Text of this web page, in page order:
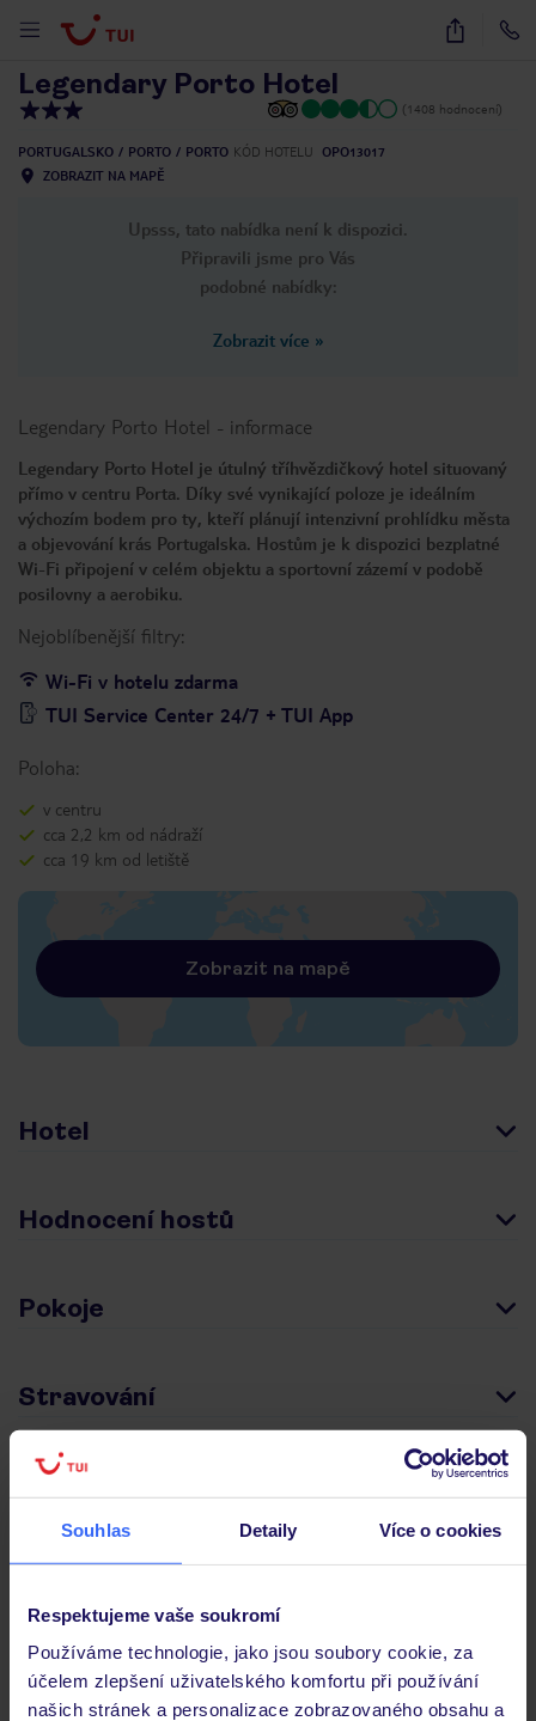
Souhlas Detaily Více o cookies
Respektujeme vaše soukromí
Používáme technologie, jako jsou soubory cookie, za
účelem zlepšení uživatelského komfortu při používání
našich stránek a personalizace zobrazovaného obsahu a
23
Legendary Porto Hotel
(1408 hodnocení)
PORTUGALSKO PORTO PORTO KÓD HOTELU
OPO13017
ZOBRAZIT NA MAPĚ
Upsss, tato nabídka není k dispozici.
Připravili jsme pro Vás
podobné nabídky:
Zobrazit více »
Legendary Porto Hotel - informace
Legendary Porto Hotel je útulný tříhvězdičkový hotel situovaný
přímo v centru Porta. Díky své vynikající poloze je ideálním
výchozím bodem pro ty, kteří plánují intenzivní prohlídku města
a objevování krás Portugalska. Hostům je k dispozici bezplatné
Wi-Fi připojení v celém objektu a sportovní zázemí v podobě
posilovny a aerobiku.
Nejoblíbenější filtry:
Wi-Fi v hotelu zdarma
TUI Service Center 24/7 + TUI App
Poloha:
v centru
cca 2,2 km od nádraží
cca 19 km od letiště
Zobrazit na mapě
Hotel
Hodnocení hostů
Pokoje
Stravování
Důležité informace
Jaké doklady jsou potřebné při cestování?
Budeme ubytováni ihned po příjezdu do hotelu?
Kam jít po přistání a vyzvednutí zavazadel?